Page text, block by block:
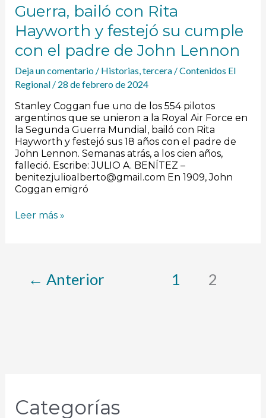
Guerra, bailó con Rita
Hayworth y festejó su cumple
con el padre de John Lennon
Deja un comentario / Historias,tercera/Contenidos El
Regional / 28 de febrero de 2024
Stanley Coggan fue uno de los 554 pilotos
argentinos que se unieron a la Royal Air Force en
la Segunda Guerra Mundial, bailó con Rita
Hayworth y festejó sus 18 años con el padre de
John Lennon. Semanas atrás, a los cien años,
falleció. Escribe: JULIO A. BENÍTEZ –
benitezjulioalberto@gmail.com En 1909, John
Coggan emigró
con
padre
de
John
Lennon
Leer más »
← Anterior 1 2
Categorías